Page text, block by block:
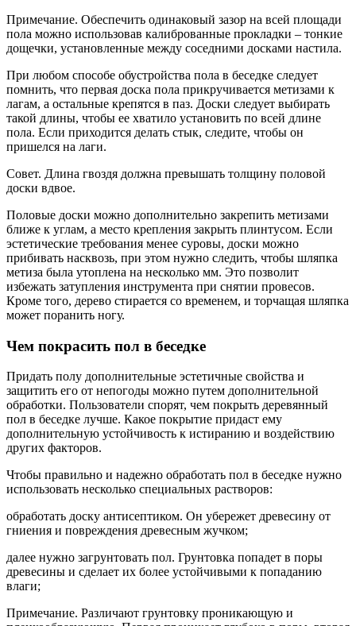
Примечание. Обеспечить одинаковый зазор на всей площади
пола можно использовав калиброванные прокладки – тонкие
дощечки, установленные между соседними досками настила.
При любом способе обустройства пола в беседке следует
помнить, что первая доска пола прикручивается метизами к
лагам, а остальные крепятся в паз. Доски следует выбирать
такой длины, чтобы ее хватило установить по всей длине
пола. Если приходится делать стык, следите, чтобы он
пришелся на лаги.
Совет. Длина гвоздя должна превышать толщину половой
доски вдвое.
Половые доски можно дополнительно закрепить метизами
ближе к углам, а место крепления закрыть плинтусом. Если
эстетические требования менее суровы, доски можно
прибивать насквозь, при этом нужно следить, чтобы шляпка
метиза была утоплена на несколько мм. Это позволит
избежать затупления инструмента при снятии провесов.
Кроме того, дерево стирается со временем, и торчащая шляпка
может поранить ногу.
Чем покрасить пол в беседке
Придать полу дополнительные эстетичные свойства и
защитить его от непогоды можно путем дополнительной
обработки. Пользователи спорят, чем покрыть деревянный
пол в беседке лучше. Какое покрытие придаст ему
дополнительную устойчивость к истиранию и воздействию
других факторов.
Чтобы правильно и надежно обработать пол в беседке нужно
использовать несколько специальных растворов:
обработать доску антисептиком. Он убережет древесину от
гниения и повреждения древесным жучком;
далее нужно загрунтовать пол. Грунтовка попадет в поры
древесины и сделает их более устойчивыми к попаданию
влаги;
Примечание. Различают грунтовку проникающую и